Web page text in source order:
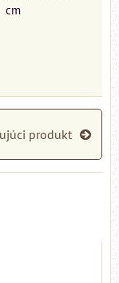
cm
produkt